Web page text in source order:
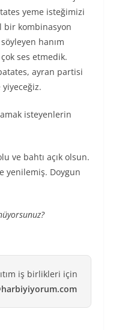
yeme isteğimizi
bir kombinasyon
hanım
ses etmedik.
ayran partisi
isteyenlerin
ve bahtı açık olsun.
yenilemiş. Doygun
iş birlikleri için